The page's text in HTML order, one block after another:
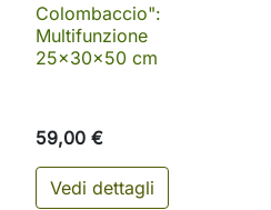
Colombaccio":
Multifunzione
25x30x50 cm
59,00 €
Vedi dettagli